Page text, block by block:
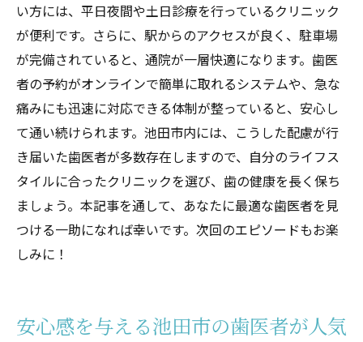
い方には、平日夜間や土日診療を行っているクリニック
が便利です。さらに、駅からのアクセスが良く、駐車場
が完備されていると、通院が一層快適になります。歯医
者の予約がオンラインで簡単に取れるシステムや、急な
痛みにも迅速に対応できる体制が整っていると、安心し
て通い続けられます。池田市内には、こうした配慮が行
き届いた歯医者が多数存在しますので、自分のライフス
タイルに合ったクリニックを選び、歯の健康を長く保ち
ましょう。本記事を通して、あなたに最適な歯医者を見
つける一助になれば幸いです。次回のエピソードもお楽
しみに！
安心感を与える池田市の歯医者が人気